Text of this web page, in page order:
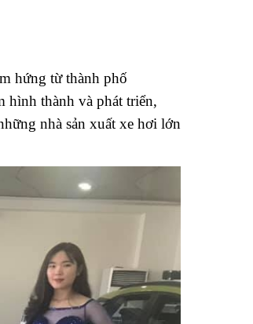
hứng từ thành phố
hình thành và phát triển,
nhà sản xuất xe hơi lớn